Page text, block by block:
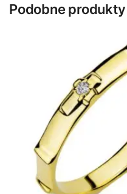
Podobne produkty